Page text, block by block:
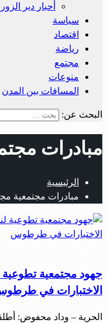
أحبار دير الزور
سياسة
اقتصاد
رياضة
مجتمع
منوعات
المسافات بين المدن
البحث عن:
مبادرات
الرئيسية
مبادرات مجتمعية
جهود مجتمعية
الاختبارات في
الحرية – وداد محفوض: